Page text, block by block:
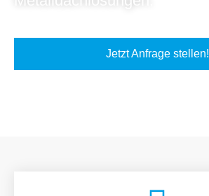
Jetzt Anfrage stellen!